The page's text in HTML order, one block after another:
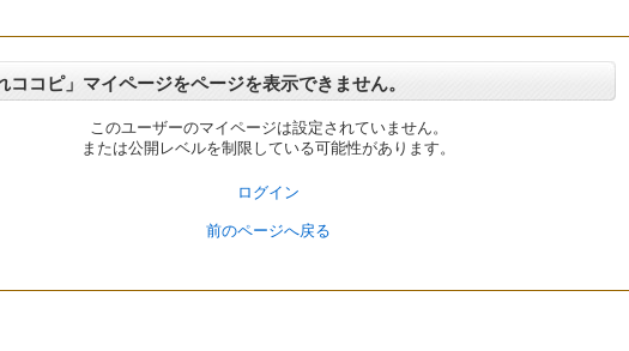
ココピ」マイページをページを表示できません。
このユーザーのマイページは設定されていません。
または公開レベルを制限している可能性があります。
ログイン
前のページへ戻る